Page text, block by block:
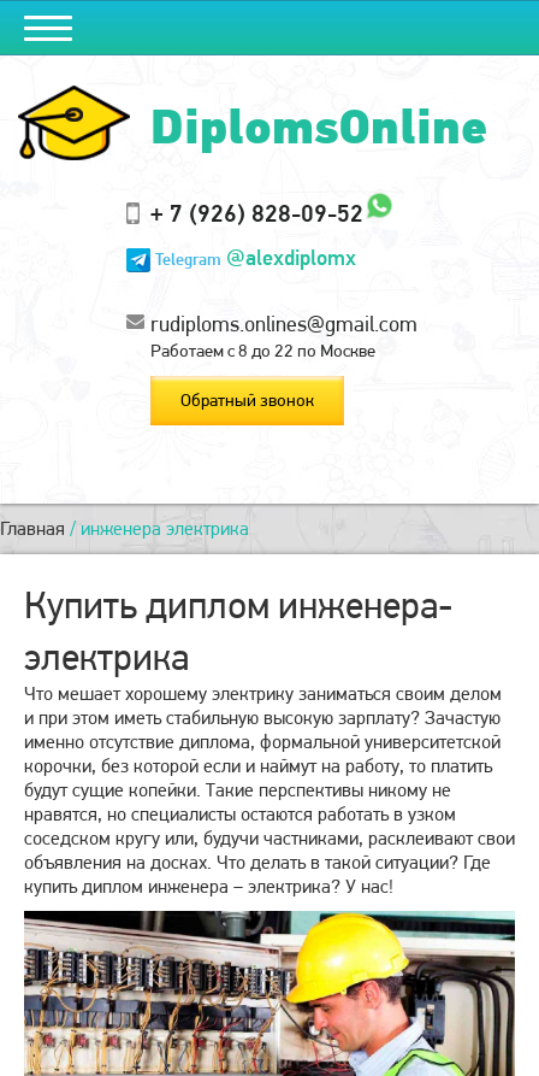
DiplomsOnline
+ 7 (926) 828-09-52
Telegram @alexdiplomx
rudiploms.onlines@gmail.com
Работаем с 8 до 22 по Москве
Обратный звонок
Главная / инженера электрика
Купить диплом инженера-
электрика
Что мешает хорошему электрику заниматься своим делом
и при этом иметь стабильную высокую зарплату? Зачастую
именно отсутствие диплома, формальной университетской
корочки, без которой если и наймут на работу, то платить
будут сущие копейки. Такие перспективы никому не
нравятся, но специалисты остаются работать в узком
соседском кругу или, будучи частниками, расклеивают свои
объявления на досках. Что делать в такой ситуации? Где
купить диплом инженера – электрика? У нас!